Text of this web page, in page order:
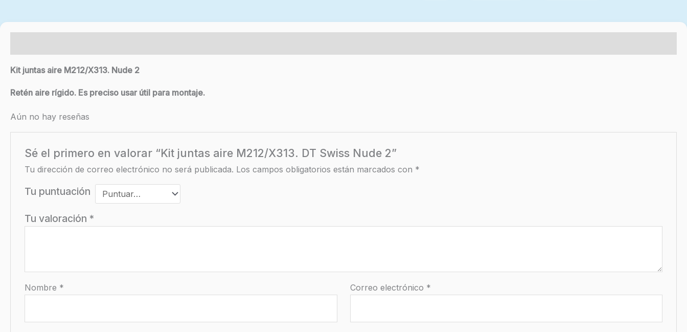
Kit juntas aire M212/X313. Nude 2
Retén aire rígido. Es preciso usar útil para montaje.
Aún no hay reseñas
Sé el primero en valorar “Kit juntas aire M212/X313. DT Swiss Nude 2”
Tu dirección de correo electrónico no será publicada. Los campos obligatorios están marcados con *
Tu puntuación
Tu valoración *
Nombre * Correo electrónico *